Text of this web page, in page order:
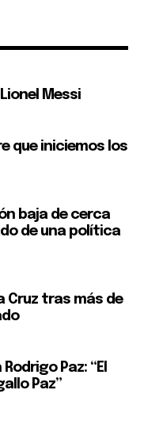
Messi
que iniciemos los
baja de cerca
de una política
Cruz tras más de
Paz: “El
Paz”